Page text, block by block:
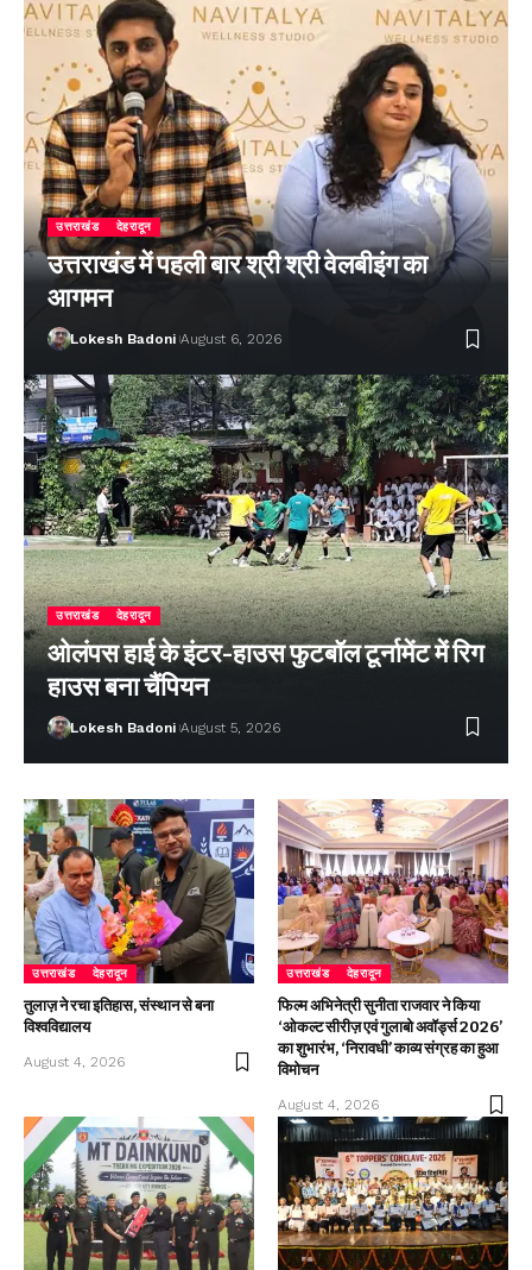
उत्तराखंड देहरादून
उत्तराखंड में पहली बार श्री श्री वेलबीइंग का
आगमन
Lokesh Badoni August 6, 2026
उत्तराखंड देहरादून
ओलंपस हाई के इंटर-हाउस फुटबॉल टूर्नामेंट में रिग
हाउस बना चैंपियन
Lokesh Badoni August 5, 2026
उत्तराखंड देहरादून
तुलाज़ ने रचा इतिहास, संस्थान से बना
विश्वविद्यालय
August 4, 2026
उत्तराखंड देहरादून
फिल्म अभिनेत्री सुनीता राजवार ने किया
‘ओकल्ट सीरीज़ एवं गुलाबो अवॉर्ड्स 2026’
का शुभारंभ, ‘निरावधी’ काव्य संग्रह का हुआ
विमोचन
August 4, 2026